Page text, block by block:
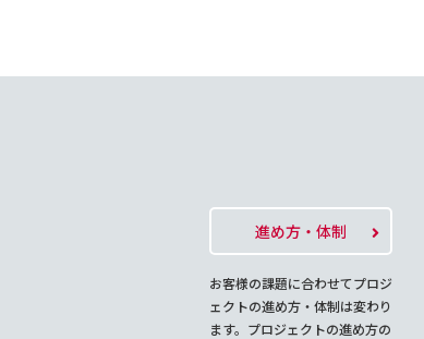
進め方・体制
お客様の課題に合わせてプロジ
ェクトの進め方・体制は変わり
ます。プロジェクトの進め方の